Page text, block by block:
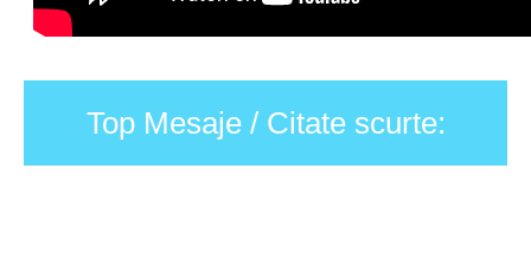
Top Mesaje / Citate scurte: